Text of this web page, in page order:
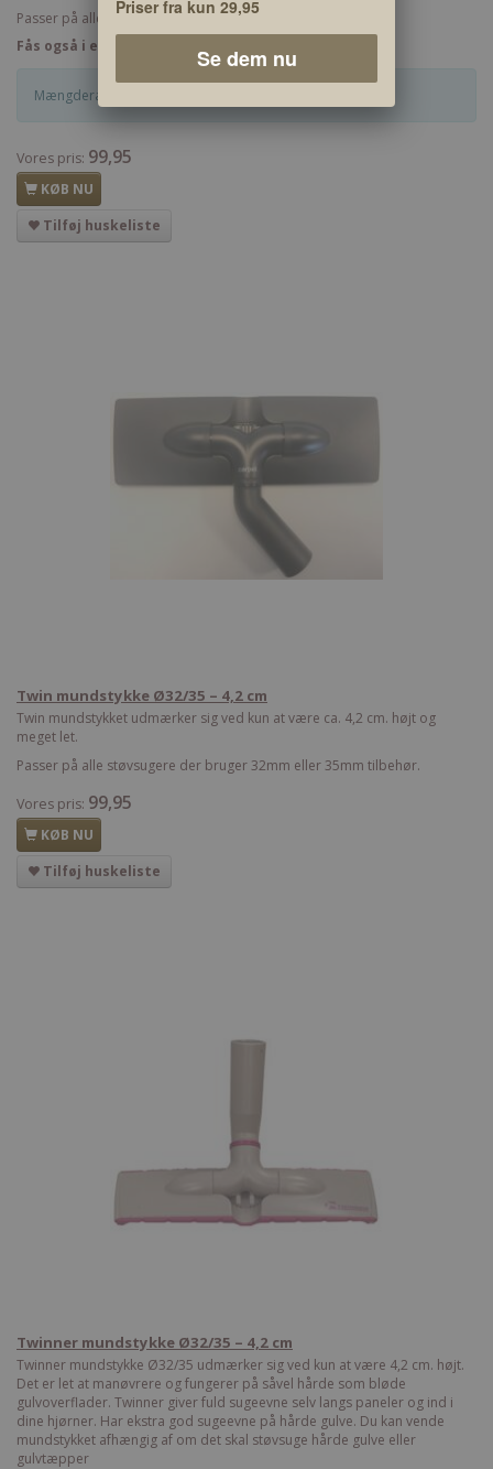
Passer på alle støvsugere der bruger på 32 mm. tilbehør.
Fås også i en bredere udgave - KLIK HER
Mængderabat på dette produkt - Spar op til 10 %
Vores pris: 99,95
KØB NU
Tilføj huskeliste
Twin mundstykke Ø32/35 – 4,2 cm
Twin mundstykket udmærker sig ved kun at være ca. 4,2 cm. højt og
meget let.
Passer på alle støvsugere der bruger 32mm eller 35mm tilbehør.
Vores pris: 99,95
KØB NU
Tilføj huskeliste
Twinner mundstykke Ø32/35 – 4,2 cm
Twinner mundstykke Ø32/35 udmærker sig ved kun at være 4,2 cm. højt.
Det er let at manøvrere og fungerer på såvel hårde som bløde
gulvoverflader. Twinner giver fuld sugeevne selv langs paneler og ind i
dine hjørner. Har ekstra god sugeevne på hårde gulve. Du kan vende
mundstykket afhængig af om det skal støvsuge hårde gulve eller
gulvtæpper
Priser fra kun 29,95
Se dem nu